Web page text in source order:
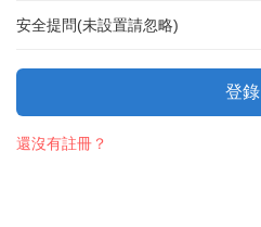
安全提問(未設置請忽略)
登錄
還沒有註冊？